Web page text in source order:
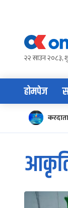
content२२ साउन २०८३,
होमपेज